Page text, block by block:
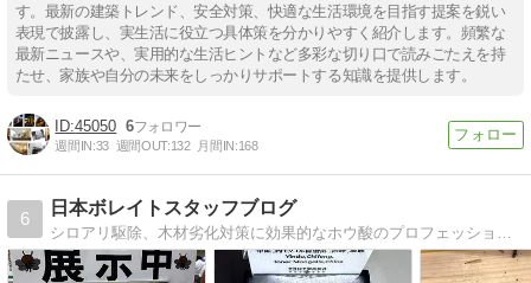
す。最新の建築トレンド、安全対策、快適な生活環境を目指す提案を鋭い
表現で披露し、実生活に役立つ具体策を分かりやすく紹介します。頻繁な
最新ニュースや、実用的な生活ヒントなど多彩な切り口で読みごたえを持
たせ、家族や自分の未来をしっかりサポートする知識を提供します。
45050 6
週間IN:33 週間OUT:132 月間IN:168
6
日本ボレイトスタッフブログ
シロアリ駆除、木材劣化対策に効果的なホウ酸のプロフェッショナル集団の公式ブログ。